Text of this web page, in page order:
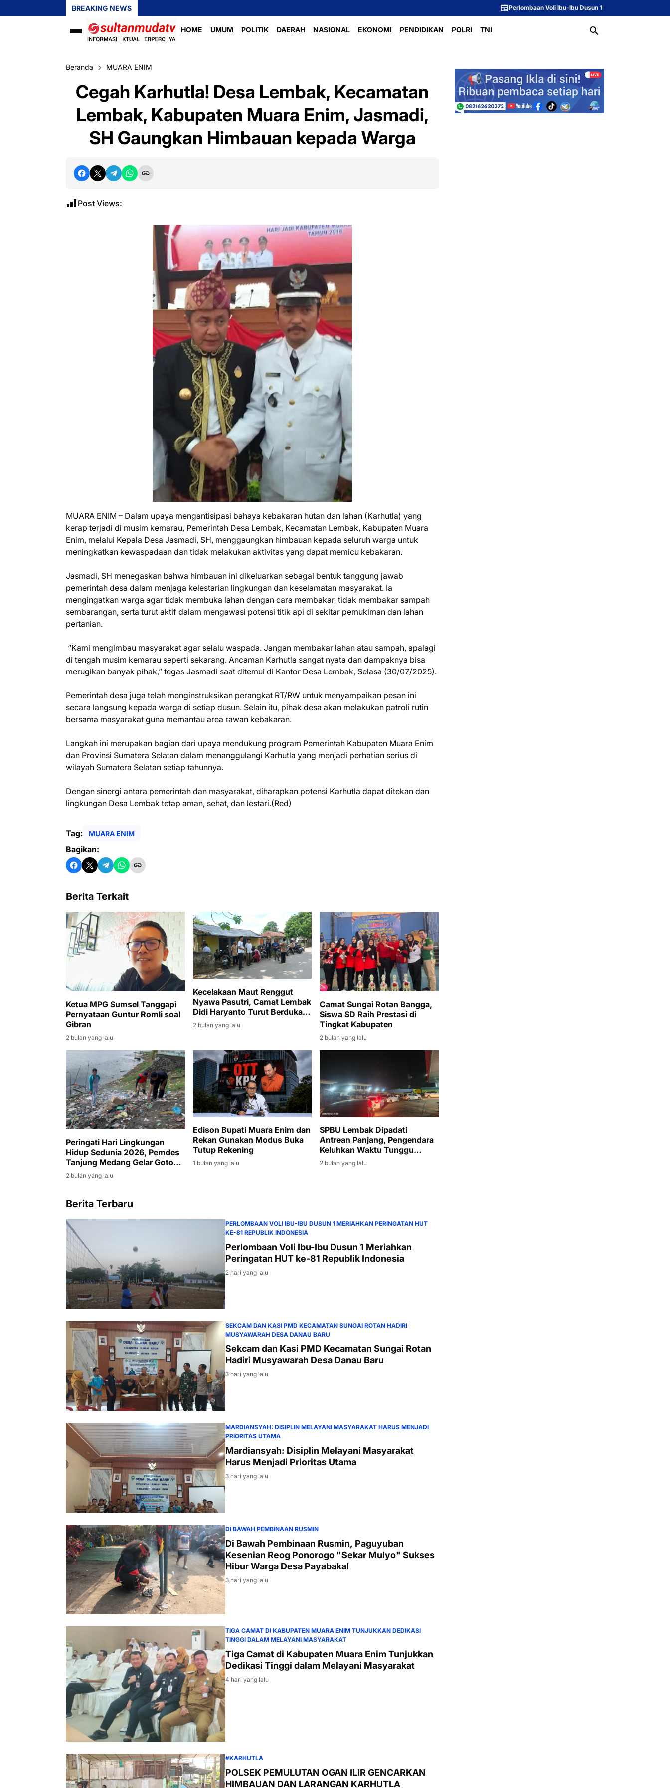
BREAKING NEWS Perlombaan Voli Ibu-Ibu Dusun 1 Meriahkan Peringatan HUT ke-81
HOME UMUM POLITIK DAERAH NASIONAL EKONOMI PENDIDIKAN POLRI TNI
Beranda MUARA ENIM
‎Cegah Karhutla! Desa Lembak, Kecamatan
Lembak, Kabupaten Muara Enim, Jasmadi,
SH Gaungkan Himbauan kepada Warga
Post Views:
‎MUARA ENIM – Dalam upaya mengantisipasi bahaya kebakaran hutan dan lahan (Karhutla) yang
kerap terjadi di musim kemarau, Pemerintah Desa Lembak, Kecamatan Lembak, Kabupaten Muara
Enim, melalui Kepala Desa Jasmadi, SH, menggaungkan himbauan kepada seluruh warga untuk
meningkatkan kewaspadaan dan tidak melakukan aktivitas yang dapat memicu kebakaran.
‎Jasmadi, SH menegaskan bahwa himbauan ini dikeluarkan sebagai bentuk tanggung jawab
pemerintah desa dalam menjaga kelestarian lingkungan dan keselamatan masyarakat. Ia
mengingatkan warga agar tidak membuka lahan dengan cara membakar, tidak membakar sampah
sembarangan, serta turut aktif dalam mengawasi potensi titik api di sekitar pemukiman dan lahan
pertanian.
‎ “Kami mengimbau masyarakat agar selalu waspada. Jangan membakar lahan atau sampah, apalagi
di tengah musim kemarau seperti sekarang. Ancaman Karhutla sangat nyata dan dampaknya bisa
merugikan banyak pihak,” tegas Jasmadi saat ditemui di Kantor Desa Lembak, Selasa (30/07/2025).
‎Pemerintah desa juga telah menginstruksikan perangkat RT/RW untuk menyampaikan pesan ini
secara langsung kepada warga di setiap dusun. Selain itu, pihak desa akan melakukan patroli rutin
bersama masyarakat guna memantau area rawan kebakaran.
‎Langkah ini merupakan bagian dari upaya mendukung program Pemerintah Kabupaten Muara Enim
dan Provinsi Sumatera Selatan dalam menanggulangi Karhutla yang menjadi perhatian serius di
wilayah Sumatera Selatan setiap tahunnya.
‎Dengan sinergi antara pemerintah dan masyarakat, diharapkan potensi Karhutla dapat ditekan dan
lingkungan Desa Lembak tetap aman, sehat, dan lestari.(Red)
Tag: MUARA ENIM
Bagikan:
Berita Terkait
Ketua MPG Sumsel Tanggapi
Pernyataan Guntur Romli soal
Gibran
2 bulan yang lalu
Kecelakaan Maut Renggut
Nyawa Pasutri, Camat Lembak
Didi Haryanto Turut Berduka
dan Melayat
2 bulan yang lalu
Camat Sungai Rotan Bangga,
Siswa SD Raih Prestasi di
Tingkat Kabupaten
2 bulan yang lalu
Peringati Hari Lingkungan
Hidup Sedunia 2026, Pemdes
Tanjung Medang Gelar Gotong
Royong Massal
2 bulan yang lalu
Edison Bupati Muara Enim dan
Rekan Gunakan Modus Buka
Tutup Rekening
1 bulan yang lalu
SPBU Lembak Dipadati
Antrean Panjang, Pengendara
Keluhkan Waktu Tunggu
Hingga Tiga Jam
2 bulan yang lalu
Berita Terbaru
PERLOMBAAN VOLI IBU-IBU DUSUN 1 MERIAHKAN PERINGATAN HUT
KE-81 REPUBLIK INDONESIA
Perlombaan Voli Ibu-Ibu Dusun 1 Meriahkan
Peringatan HUT ke-81 Republik Indonesia
2 hari yang lalu
SEKCAM DAN KASI PMD KECAMATAN SUNGAI ROTAN HADIRI
MUSYAWARAH DESA DANAU BARU
Sekcam dan Kasi PMD Kecamatan Sungai Rotan
Hadiri Musyawarah Desa Danau Baru
3 hari yang lalu
MARDIANSYAH: DISIPLIN MELAYANI MASYARAKAT HARUS MENJADI
PRIORITAS UTAMA
Mardiansyah: Disiplin Melayani Masyarakat
Harus Menjadi Prioritas Utama
3 hari yang lalu
DI BAWAH PEMBINAAN RUSMIN
Di Bawah Pembinaan Rusmin, Paguyuban
Kesenian Reog Ponorogo "Sekar Mulyo" Sukses
Hibur Warga Desa Payabakal
3 hari yang lalu
TIGA CAMAT DI KABUPATEN MUARA ENIM TUNJUKKAN DEDIKASI
TINGGI DALAM MELAYANI MASYARAKAT
Tiga Camat di Kabupaten Muara Enim Tunjukkan
Dedikasi Tinggi dalam Melayani Masyarakat
4 hari yang lalu
#KARHUTLA
POLSEK PEMULUTAN OGAN ILIR GENCARKAN
HIMBAUAN DAN LARANGAN KARHUTLA